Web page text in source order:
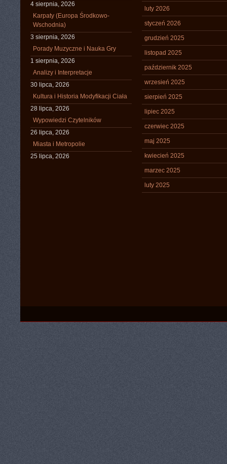
4 sierpnia, 2026
Karpaty (Europa Środkowo-
Wschodnia)
3 sierpnia, 2026
Porady Muzyczne i Nauka Gry
1 sierpnia, 2026
Analizy i Interpretacje
30 lipca, 2026
Kultura i Historia Modyfikacji Ciała
28 lipca, 2026
Wypowiedzi Czytelników
26 lipca, 2026
Miasta i Metropolie
25 lipca, 2026
luty 2026
styczeń 2026
grudzień 2025
listopad 2025
październik 2025
wrzesień 2025
sierpień 2025
lipiec 2025
czerwiec 2025
maj 2025
kwiecień 2025
marzec 2025
luty 2025